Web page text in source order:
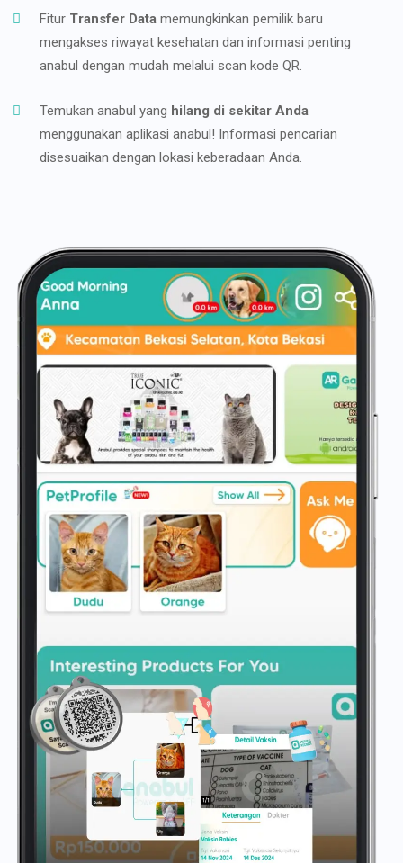
Fitur Transfer Data memungkinkan pemilik baru
mengakses riwayat kesehatan dan informasi penting
anabul dengan mudah melalui scan kode QR.
Temukan anabul yang hilang di sekitar Anda
menggunakan aplikasi anabul! Informasi pencarian
disesuaikan dengan lokasi keberadaan Anda.